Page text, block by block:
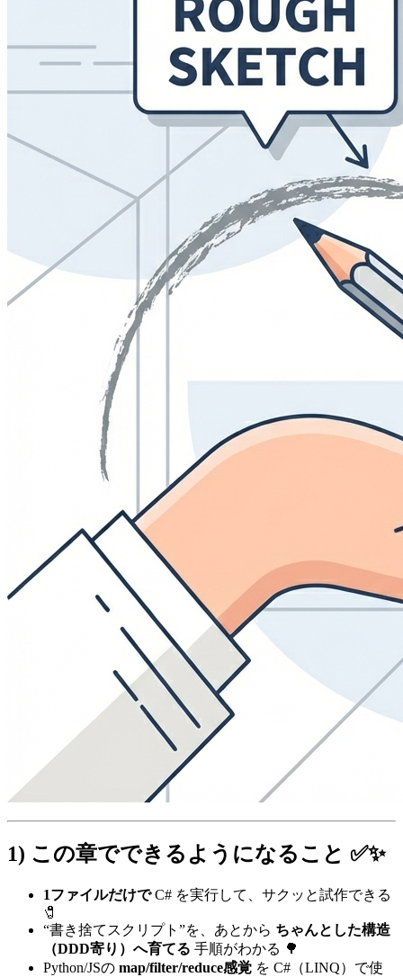
1) この章でできるようになること ✅✨
1ファイルだけでC# を実行して、サクッと試作できる
🧷
“書き捨てスクリプト”を、あとから ちゃんとした構造
（DDD寄り）へ育てる 手順がわかる 🌳
Python/JSの map/filter/reduce感覚 を C#（LINQ）で使